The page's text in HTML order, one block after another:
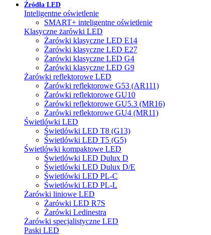
Źródła LED
Inteligentne oświetlenie
SMART+ inteligentne oświetlenie
Klasyczne żarówki LED
Żarówki klasyczne LED E14
Żarówki klasyczne LED E27
Żarówki klasyczne LED G4
Żarówki klasyczne LED G9
Żarówki reflektorowe LED
Żarówki reflektorowe G53 (AR111)
Żarówki reflektorowe GU10
Żarówki reflektorowe GU5.3 (MR16)
Żarówki reflektorowe GU4 (MR11)
Świetlówki LED
Świetlówki LED T8 (G13)
Świetlówki LED T5 (G5)
Świetlówki kompaktowe LED
Świetlówki LED Dulux D
Świetlówki LED Dulux D/E
Świetlówki LED PL-C
Świetlówki LED PL-L
Żarówki liniowe LED
Żarówki LED R7S
Żarówki Ledinestra
Żarówki specjalistyczne LED
Paski LED